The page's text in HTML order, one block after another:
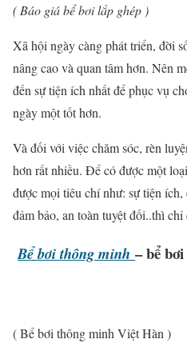
( Báo giá bể bơi lắp ghép )
Xã hội ngày càng phát triển, đời
nâng cao và quan tâm hơn. Nên
đến sự tiện ích nhất để phục vụ
ngày một tốt hơn.
Và đối với việc chăm sóc, rèn
hơn rất nhiều. Để có được một
được mọi tiêu chí như: sự tiện
đảm bảo, an toàn tuyệt đối..thì chỉ
Bể bơi thông minh – bể
( Bể bơi thông minh Việt Hàn )